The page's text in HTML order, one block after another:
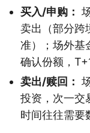
买入/申购：
卖出（部分跨
准）；场外基
确认份额，
卖出/赎回：
投资，次一交
时间往往需要